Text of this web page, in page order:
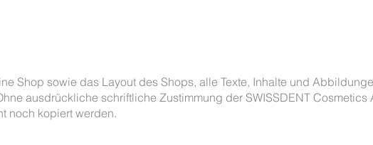
Shop sowie das Layout des Shops, alle Texte, Inhalte und
ausdrückliche schriftliche Zustimmung der SWISSDENT Cosmetics
noch kopiert werden.